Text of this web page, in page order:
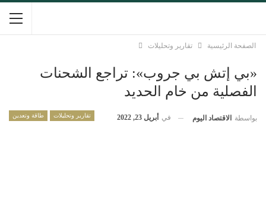
الصفحة الرئيسية تقارير وتحليلات
«بي إتش بي جروب»: تراجع الشحنات
الفصلية من خام الحديد
تقارير وتحليلات طاقة وتعدين بواسطة الاقتصاد اليوم في أبريل 23, 2022